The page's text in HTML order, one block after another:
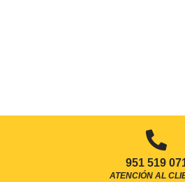
951 519
ATENCIÓN AL